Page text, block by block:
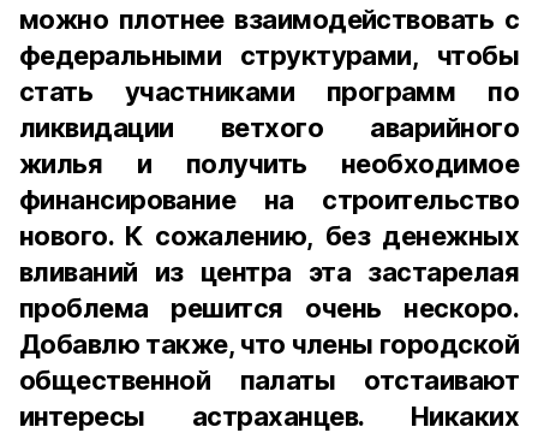
можно плотнее взаимодействовать с
федеральными структурами, чтобы
стать участниками программ по
ликвидации ветхого аварийного
жилья и получить необходимое
финансирование на строительство
нового. К сожалению, без денежных
вливаний из центра эта застарелая
проблема решится очень нескоро.
Добавлю также, что члены городской
общественной палаты отстаивают
интересы астраханцев. Никаких